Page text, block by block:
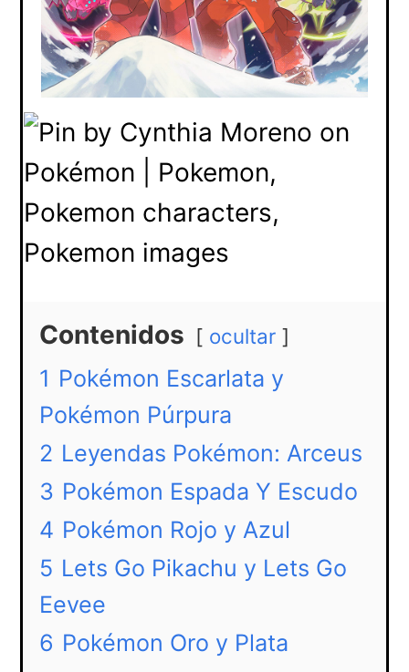
Contenidos ocultar
1 Pokémon Escarlata y
Pokémon Púrpura
2 Leyendas Pokémon: Arceus
3 Pokémon Espada Y Escudo
4 Pokémon Rojo y Azul
5 Lets Go Pikachu y Lets Go
Eevee
6 Pokémon Oro y Plata